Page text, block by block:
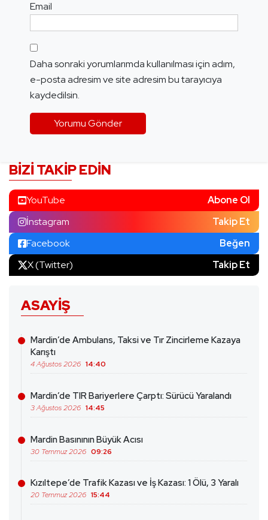
Email
Daha sonraki yorumlarımda kullanılması için adım,
e-posta adresim ve site adresim bu tarayıcıya
kaydedilsin.
BIZI TAKIP EDIN
YouTube
Abone Ol
İnstagram
Takip Et
Facebook
Beğen
X (Twitter)
Takip Et
ASAYIŞ
Mardin’de Ambulans, Taksi ve Tır Zincirleme Kazaya
Karıştı
4 Ağustos 2026 14:40
Mardin’de TIR Bariyerlere Çarptı: Sürücü Yaralandı
3 Ağustos 2026 14:45
Mardin Basınının Büyük Acısı
30 Temmuz 2026 09:26
Kızıltepe’de Trafik Kazası ve İş Kazası: 1 Ölü, 3 Yaralı
20 Temmuz 2026 15:44